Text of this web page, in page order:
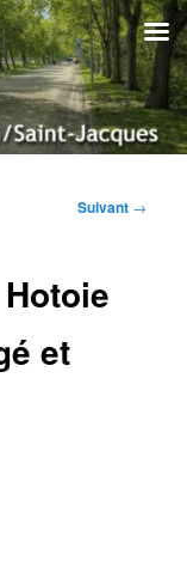
Roch
Suivant →
et